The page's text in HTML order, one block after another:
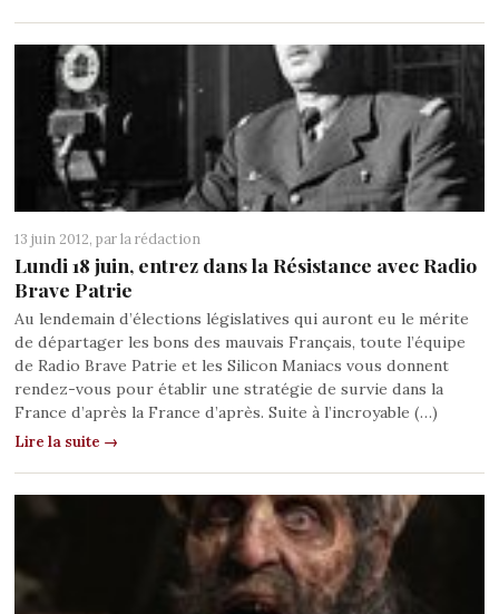
13 juin 2012, parla rédaction
Lundi 18 juin, entrez dans la Résistance avec Radio
Brave Patrie
Au lendemain d’élections législatives qui auront eu le mérite
de départager les bons des mauvais Français, toute l’équipe
de Radio Brave Patrie et les Silicon Maniacs vous donnent
rendez-vous pour établir une stratégie de survie dans la
France d’après la France d’après. Suite à l’incroyable (…)
Lire la suite →